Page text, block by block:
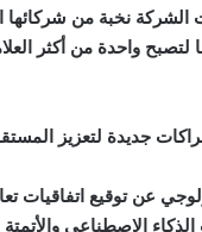
الشركة نخبة من شركائها
واحدة من أكثر
جديدة لتعزيز
عن توقيع اتفاقيات
الاصطناعي